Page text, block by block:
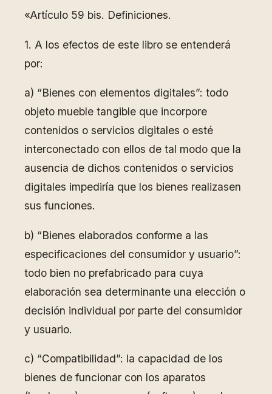
«Artículo 59 bis. Definiciones.
1. A los efectos de este libro se entenderá
por:
a) “Bienes con elementos digitales”: todo
objeto mueble tangible que incorpore
contenidos o servicios digitales o esté
interconectado con ellos de tal modo que la
ausencia de dichos contenidos o servicios
digitales impediría que los bienes realizasen
sus funciones.
b) “Bienes elaborados conforme a las
especificaciones del consumidor y usuario”:
todo bien no prefabricado para cuya
elaboración sea determinante una elección o
decisión individual por parte del consumidor
y usuario.
c) “Compatibilidad”: la capacidad de los
bienes de funcionar con los aparatos